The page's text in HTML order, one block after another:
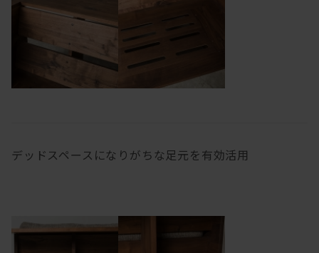
デッドスペースになりがちな足元を有効活用